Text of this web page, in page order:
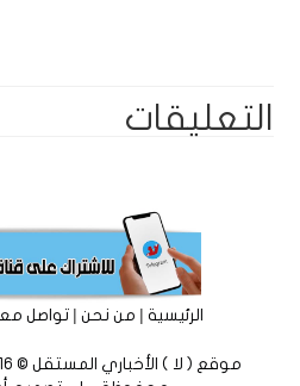
التعليقات
الرئيسية|من نحن|تواصل